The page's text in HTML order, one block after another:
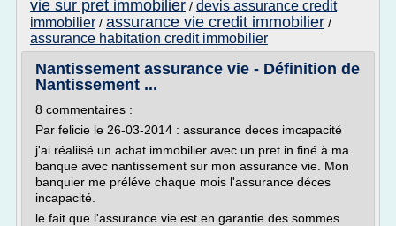
vie sur pret immobilier / devis assurance credit
immobilier / assurance vie credit immobilier /
assurance habitation credit immobilier
Nantissement assurance vie - Définition de
Nantissement ...
8 commentaires :
Par felicie le 26-03-2014 : assurance deces imcapacité
j'ai réaliisé un achat immobilier avec un pret in finé à ma
banque avec nantissement sur mon assurance vie. Mon
banquier me préléve chaque mois l'assurance déces
incapacité.
le fait que l'assurance vie est en garantie des sommes